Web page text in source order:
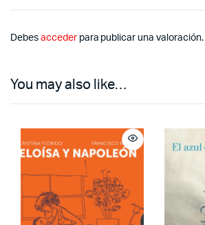
Debes accederpara publicar una valoración.
You may also like…